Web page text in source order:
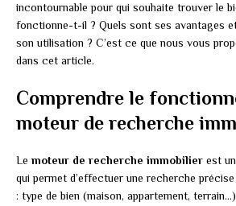
incontournable pour qui souhaite trouver le
fonctionne-t-il ? Quels sont ses avantages
son utilisation ? C’est ce que nous vous
dans cet article.
Comprendre le
moteur de recherche
Le moteur de recherche immobilier est
qui permet d’effectuer une recherche
: type de bien (maison, appartement,